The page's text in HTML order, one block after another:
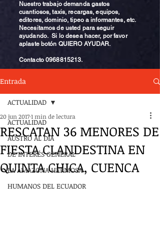
Nuestro trabajo demanda gastos
cuantiosos, taxis, recargas, equipos,
editores, dominio, tipeo a informantes, etc.
Necesitamos de usted para seguir
ayudando. Si lo desea hacer, por favor
aplaste botón QUIERO AYUDAR.
Contacto0968815213.
Entrada
ACTUALIDAD
AUSTRO AL DÍA
DE INTERÉS GENERAL
LA AMAZONA HERMOSA
HUMANOS DEL ECUADOR
ACTUALIDAD
RESCATAN 36 MENORES DE
FIESTA CLANDESTINA EN
QUINTA CHICA, CUENCA
20 jun 20171 min de lectura